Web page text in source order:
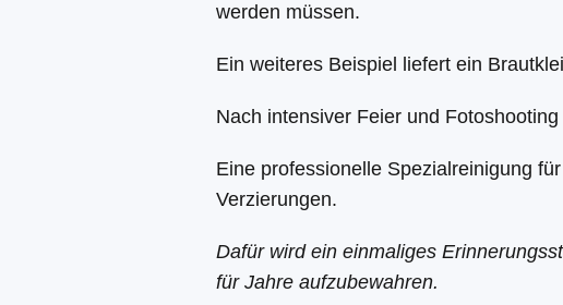
werden müssen.
Ein weiteres Beispiel liefert ein
Nach intensiver Feier und
Eine professionelle Spezialreinigung
Verzierungen.
Dafür wird ein einmaliges
für Jahre aufzubewahren.